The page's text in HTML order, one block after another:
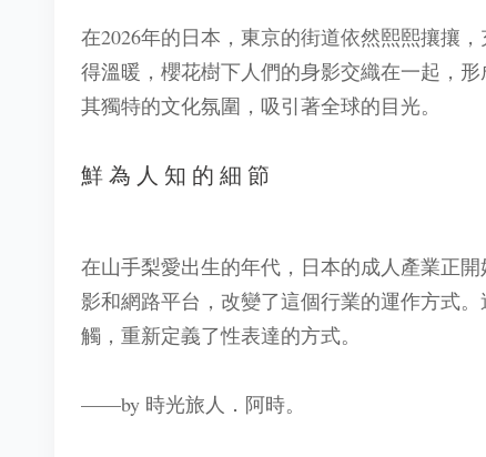
在2026年的日本，東京的街道依然熙熙攘攘
得溫暖，櫻花樹下人們的身影交織在一起，
其獨特的文化氛圍，吸引著全球的目光。
鮮為人知的細節
在山手梨愛出生的年代，日本的成人產業正
影和網路平台，改變了這個行業的運作方式
觸，重新定義了性表達的方式。
——by 時光旅人．阿時。